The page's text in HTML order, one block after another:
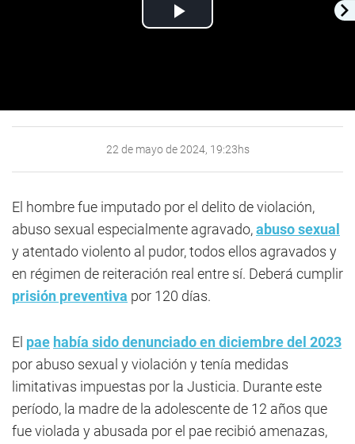
Play
22 de mayo de 2024, 19:23hs
El hombre fue imputado por el delito de violación,
abuso sexual especialmente agravado,abuso sexual
y atentado violento al pudor, todos ellos agravados y
en régimen de reiteración real entre sí. Deberá cumplir
prisión preventiva por 120 días.
El pae había sido denunciado en diciembre del 2023
por abuso sexual y violación y tenía medidas
limitativas impuestas por la Justicia. Durante este
período, la madre de la adolescente de 12 años que
fue violada y abusada por el pae recibió amenazas,